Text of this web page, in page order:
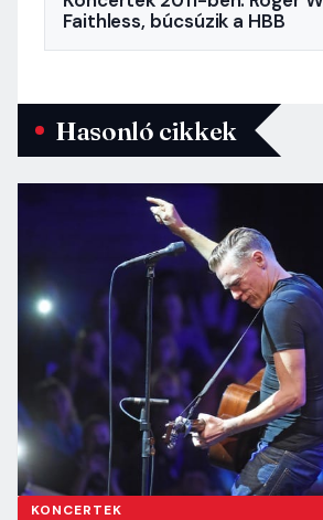
Faithless, búcsúzik a HBB
Hasonló cikkek
KONCERTEK